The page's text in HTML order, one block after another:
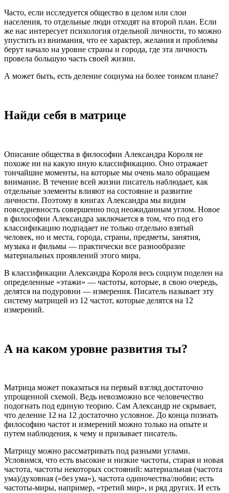
Часто, если исследуется общество в целом или слои
населения, то отдельные люди отходят на второй план. Если
же нас интересует психология отдельной личности, то можно
упустить из внимания, что ее характер, желания и проблемы
берут начало на уровне страны и города, где эта личность
провела большую часть своей жизни.
А может быть, есть деление социума на более тонком плане?
Найди себя в матрице
Описание общества в философии Александра Короля не
похоже ни на какую иную классификацию. Оно отражает
тончайшие моменты, на которые мы очень мало обращаем
внимание. В течение всей жизни писатель наблюдает, как
отдельные элементы влияют на состояние и развитие
личности. Поэтому в книгах Александра мы видим
повседневность совершенно под неожиданным углом. Новое
в философии Александра заключается в том, что под его
классификацию подпадает не только отдельно взятый
человек, но и места, города, страны, предметы, занятия,
музыка и фильмы — практически все разнообразие
материальных проявлений этого мира.
В классификации Александра Короля весь социум поделен на
определенные «этажи» — частоты, которые, в свою очередь,
делятся на подуровни — измерения. Писатель называет эту
систему матрицей из 12 частот, которые делятся на 12
измерений.
А на каком уровне развития ты?
Матрица может показаться на первый взгляд достаточно
упрощенной схемой. Ведь невозможно все человечество
подогнать под единую теорию. Сам Александр не скрывает,
что деление 12 на 12 достаточно условное. До конца познать
философию частот и измерений можно только на опыте и
путем наблюдения, к чему и призывает писатель.
Матрицу можно рассматривать под разными углами.
Условимся, что есть высокие и низкие частоты, старая и новая
частота, частоты некоторых состояний: материальная (частота
ума)/духовная («без ума»), частота одиночества/любви; есть
частоты-миры, например, «третий мир», и ряд других. И есть